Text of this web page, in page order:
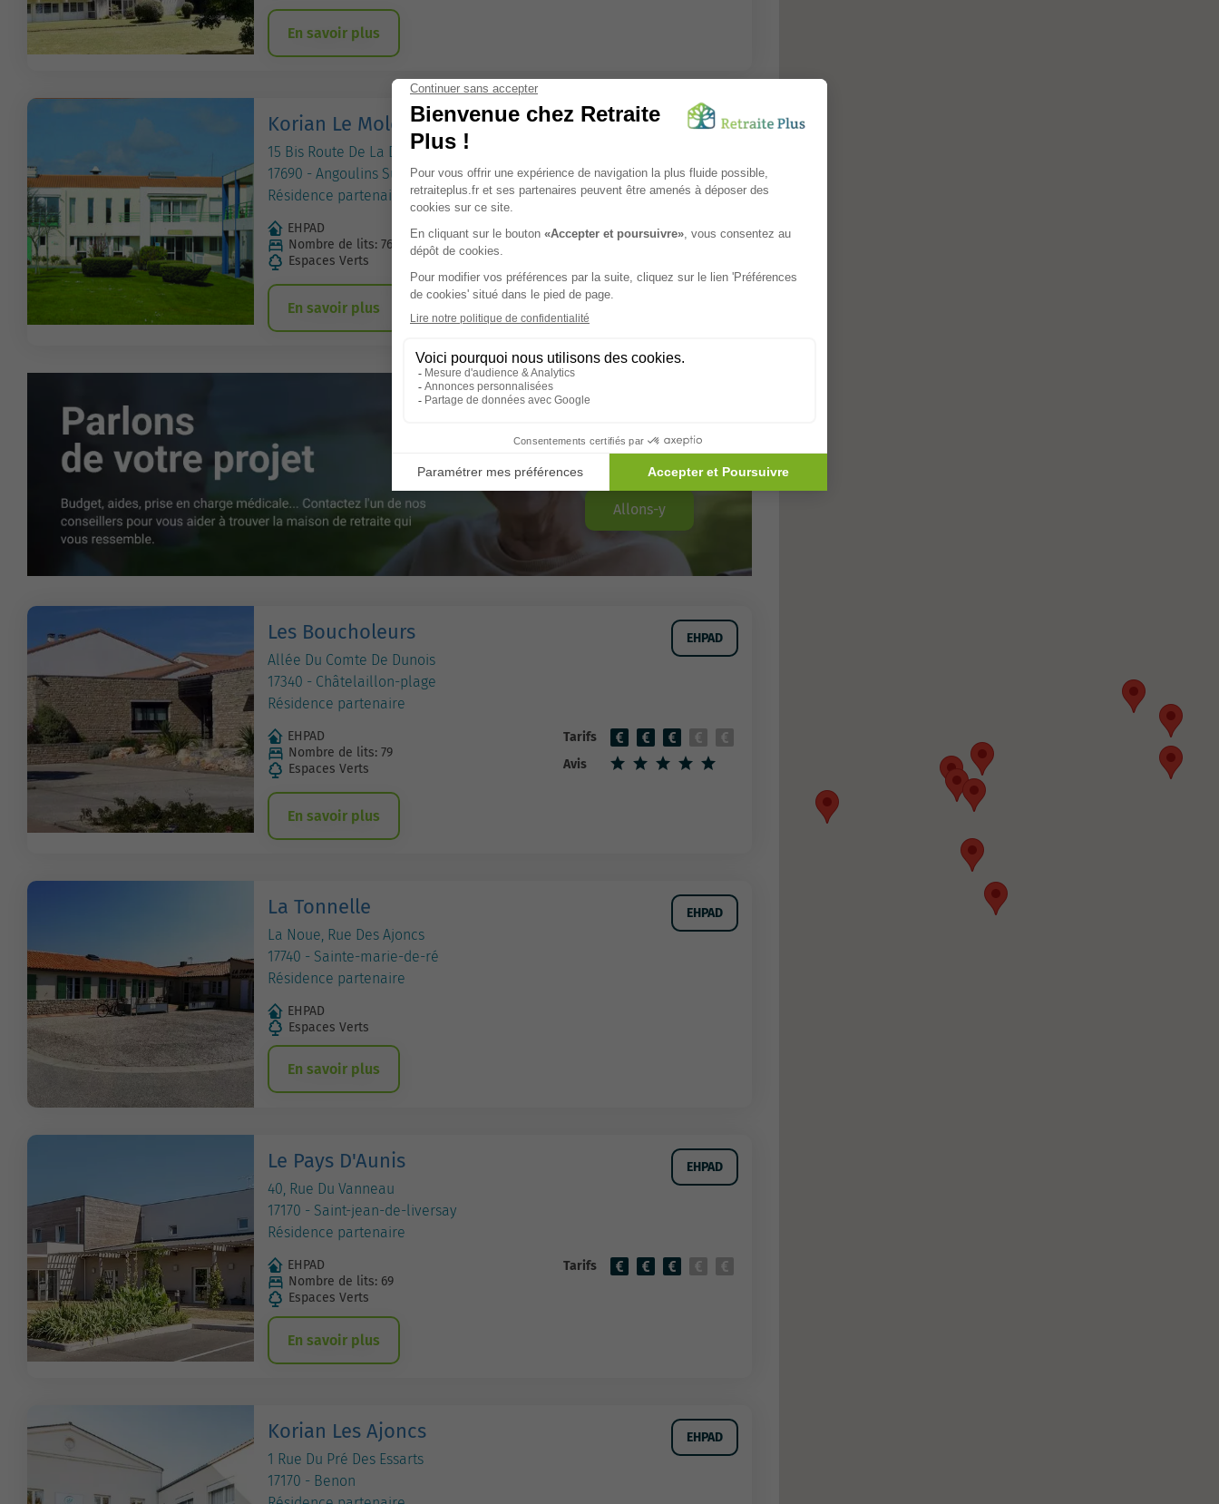
En savoir plus
Korian Le Mole D'Angoulins
15 Bis Route De La Douane
17690 - Angoulins Sur Mer
Résidence partenaire
EHPAD
EHPAD
Nombre de lits: 76
Espaces Verts
Tarifs
En savoir plus
Allons-y
Les Boucholeurs
Allée Du Comte De Dunois
17340 - Châtelaillon-plage
Résidence partenaire
EHPAD
EHPAD
Nombre de lits: 79
Espaces Verts
Tarifs
Avis
En savoir plus
La Tonnelle
La Noue, Rue Des Ajoncs
17740 - Sainte-marie-de-ré
Résidence partenaire
EHPAD
EHPAD
Espaces Verts
En savoir plus
Le Pays D'Aunis
40, Rue Du Vanneau
17170 - Saint-jean-de-liversay
Résidence partenaire
EHPAD
EHPAD
Nombre de lits: 69
Espaces Verts
Tarifs
En savoir plus
Korian Les Ajoncs
1 Rue Du Pré Des Essarts
17170 - Benon
EHPAD